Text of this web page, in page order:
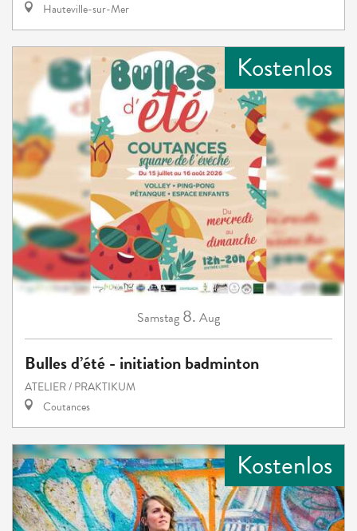
Hauteville-sur-Mer
Kostenlos
Samstag 8. Aug
Bulles d’été - initiation badminton
ATELIER / PRAKTIKUM
Coutances
Kostenlos